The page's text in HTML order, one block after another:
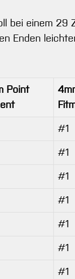
bei einem 29
Enden
Point
#1
#1
#1
#1
#1
#1
#1